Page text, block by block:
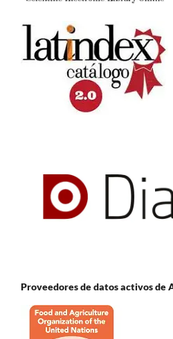
Proveedores de datos activos de